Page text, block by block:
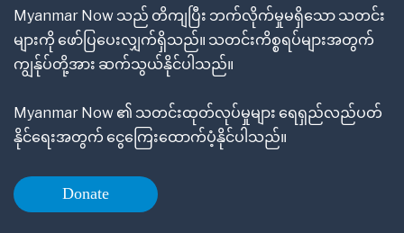
Myanmar Now သည် တိကျပြီး ဘက်လိုက်မှုမရှိသော သတင်း
များကို ဖော်ပြပေးလျှက်ရှိသည်။ သတင်းကိစ္စရပ်များအတွက်
ကျွန်ုပ်တို့အား ဆက်သွယ်နိုင်ပါသည်။
Myanmar Now ၏ သတင်းထုတ်လုပ်မှုများ ရေရှည်လည်ပတ်
နိုင်ရေးအတွက် ငွေကြေးထောက်ပံ့နိုင်ပါသည်။
Donate